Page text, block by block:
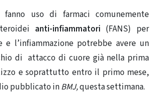
fanno uso di farmaci comunemente
anti-infiammatori (FANS) per
l’infiammazione potrebbe avere un
di attacco di cuore già nella prima
e soprattutto entro il primo mese,
pubblicato inBMJ,questa settimana.